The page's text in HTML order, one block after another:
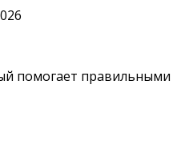
помогает правильными